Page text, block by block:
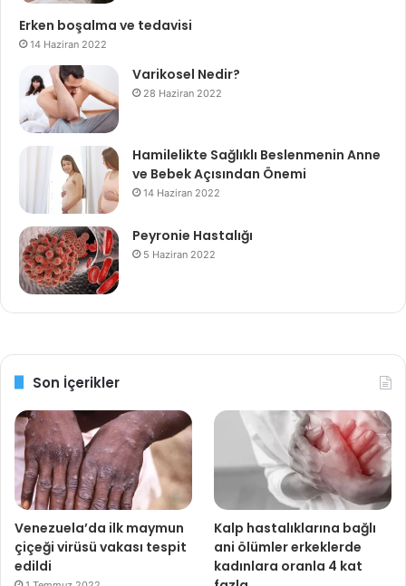
Erken boşalma ve tedavisi
14 Haziran 2022
Varikosel Nedir?
28 Haziran 2022
Hamilelikte Sağlıklı Beslenmenin Anne
ve Bebek Açısından Önemi
14 Haziran 2022
Peyronie Hastalığı
5 Haziran 2022
Son İçerikler
Venezuela’da ilk maymun
çiçeği virüsü vakası tespit
edildi
Kalp hastalıklarına bağlı
ani ölümler erkeklerde
kadınlara oranla 4 kat